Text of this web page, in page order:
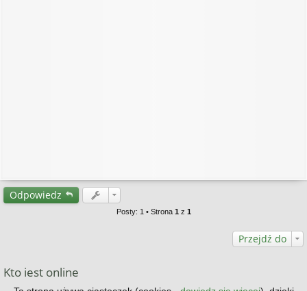
Odpowiedz
Posty: 1 • Strona 1z 1
Przejdź do
Kto jest online
Użytkownicy przeglądający to forum: Obecnie na forum nie ma żadnego